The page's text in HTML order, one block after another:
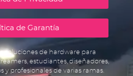
de Garantía
soluciones de hardware para
estudiantes, diseñadores,
y profesionales de varias ramas.